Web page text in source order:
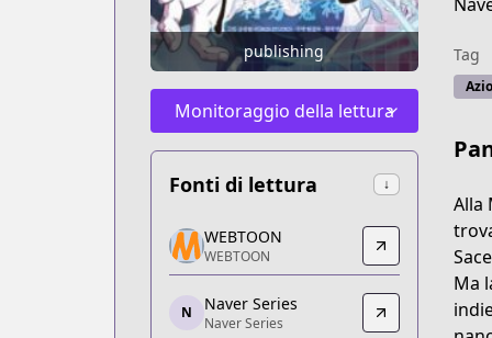
publishing
Monitoraggio della lettura
Fonti di lettura ↓
WEBTOON
WEBTOON
https://www.webtoons.com/zh-hant/
Naver Series
WEBTOON
WEBTOON
N Naver Series
Naver Series
Tag
Alla
Ma